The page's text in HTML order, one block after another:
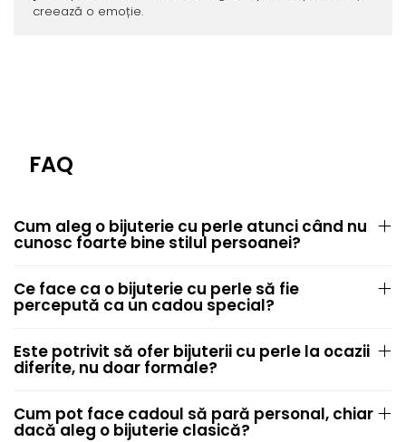
creează o emoție.
FAQ
Cum aleg o bijuterie cu perle atunci când nu
cunosc foarte bine stilul persoanei?
Ce face ca o bijuterie cu perle să fie
percepută ca un cadou special?
Este potrivit să ofer bijuterii cu perle la ocazii
diferite, nu doar formale?
Cum pot face cadoul să pară personal, chiar
dacă aleg o bijuterie clasică?